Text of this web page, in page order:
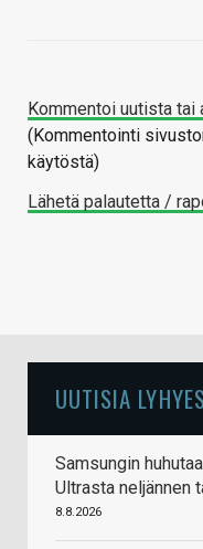
Kommentoi uutista
(Kommentointi
käytöstä)
Lähetä palautetta /
UUTISIA
Samsungin
Ultrasta neljännen
8.8.2026